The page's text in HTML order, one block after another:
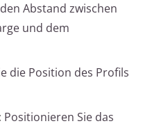
Abstand zwischen
und dem
die Position des Profils
Positionieren Sie das